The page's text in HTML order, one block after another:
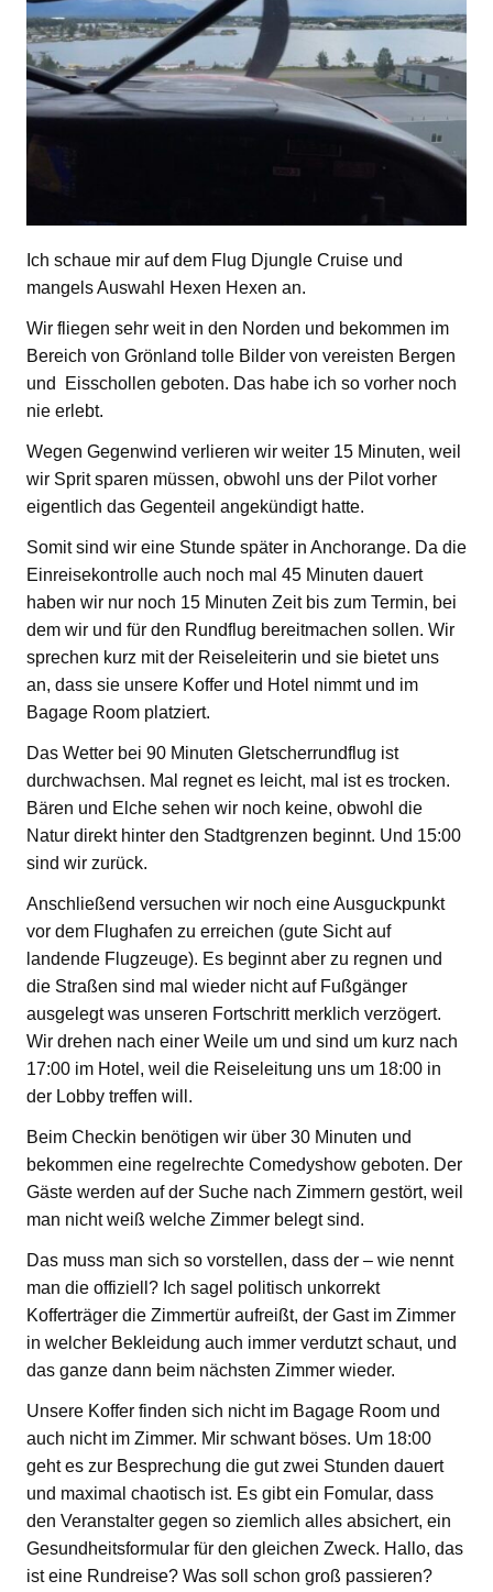
Ich schaue mir auf dem Flug Djungle Cruise und
mangels Auswahl Hexen Hexen an.
Wir fliegen sehr weit in den Norden und bekommen im
Bereich von Grönland tolle Bilder von vereisten Bergen
und Eisschollen geboten. Das habe ich so vorher noch
nie erlebt.
Wegen Gegenwind verlieren wir weiter 15 Minuten, weil
wir Sprit sparen müssen, obwohl uns der Pilot vorher
eigentlich das Gegenteil angekündigt hatte.
Somit sind wir eine Stunde später in Anchorange. Da die
Einreisekontrolle auch noch mal 45 Minuten dauert
haben wir nur noch 15 Minuten Zeit bis zum Termin, bei
dem wir und für den Rundflug bereitmachen sollen. Wir
sprechen kurz mit der Reiseleiterin und sie bietet uns
an, dass sie unsere Koffer und Hotel nimmt und im
Bagage Room platziert.
Das Wetter bei 90 Minuten Gletscherrundflug ist
durchwachsen. Mal regnet es leicht, mal ist es trocken.
Bären und Elche sehen wir noch keine, obwohl die
Natur direkt hinter den Stadtgrenzen beginnt. Und 15:00
sind wir zurück.
Anschließend versuchen wir noch eine Ausguckpunkt
vor dem Flughafen zu erreichen (gute Sicht auf
landende Flugzeuge). Es beginnt aber zu regnen und
die Straßen sind mal wieder nicht auf Fußgänger
ausgelegt was unseren Fortschritt merklich verzögert.
Wir drehen nach einer Weile um und sind um kurz nach
17:00 im Hotel, weil die Reiseleitung uns um 18:00 in
der Lobby treffen will.
Beim Checkin benötigen wir über 30 Minuten und
bekommen eine regelrechte Comedyshow geboten. Der
Gäste werden auf der Suche nach Zimmern gestört, weil
man nicht weiß welche Zimmer belegt sind.
Das muss man sich so vorstellen, dass der – wie nennt
man die offiziell? Ich sagel politisch unkorrekt
Kofferträger die Zimmertür aufreißt, der Gast im Zimmer
in welcher Bekleidung auch immer verdutzt schaut, und
das ganze dann beim nächsten Zimmer wieder.
Unsere Koffer finden sich nicht im Bagage Room und
auch nicht im Zimmer. Mir schwant böses. Um 18:00
geht es zur Besprechung die gut zwei Stunden dauert
und maximal chaotisch ist. Es gibt ein Fomular, dass
den Veranstalter gegen so ziemlich alles absichert, ein
Gesundheitsformular für den gleichen Zweck. Hallo, das
ist eine Rundreise? Was soll schon groß passieren?